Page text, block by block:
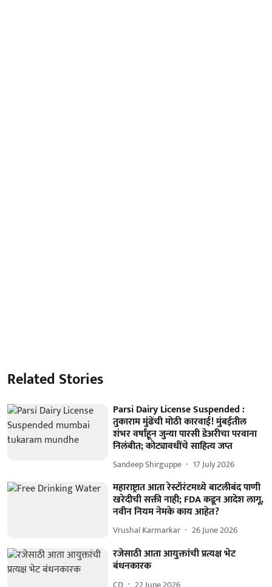
Related Stories
Parsi Dairy License Suspended :
तुकाराम मुंढेंची मोठी कारवाई! मुंबईतील
शंभर वर्षांहून जुन्या पारसी डेअरीचा परवाना
निलंबीत; कोट्यावधींचे साहित्य जप्त
Sandeep Shirguppe 17 July 2026
महाराष्ट्रात आता रेस्टॉरंटमध्ये बाटलीबंद पाणी
खरेदीची सक्ती नाही; FDA कडून आदेश लागू,
नवीन नियम नेमके काय आहेत?
Vrushal Karmarkar 26 June 2026
रजेसाठी आता आयुक्तांची प्रत्यक्ष भेट
बंधनकारक